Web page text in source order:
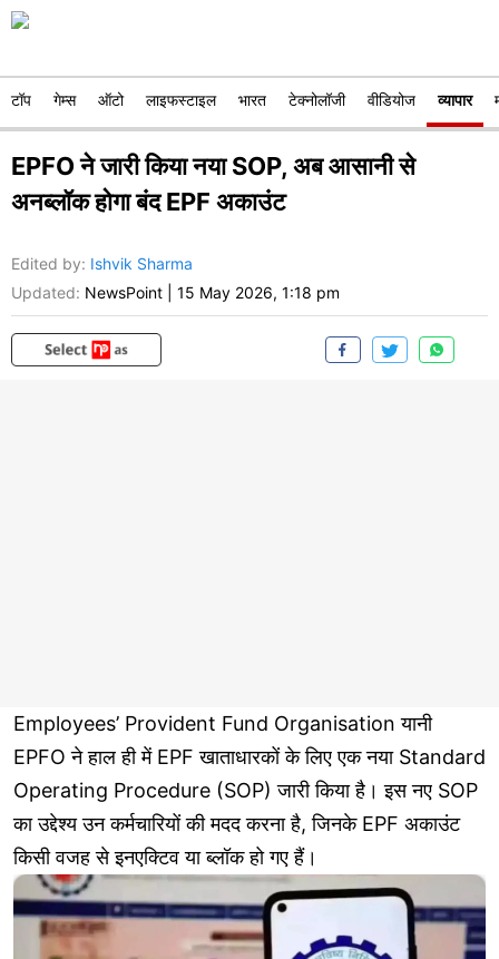
टॉप गेम्स ऑटो लाइफस्टाइल भारत टेक्नोलॉजी वीडियोज व्यापार
EPFO ने जारी किया नया SOP, अब आसानी से
अनब्लॉक होगा बंद EPF अकाउंट
Edited by: Ishvik Sharma
Updated: NewsPoint 15 May 2026, 1:18 pm
Employees’ Provident Fund Organisation यानी
EPFO ने हाल ही में EPF खाताधारकों के लिए एक नया Standard
Operating Procedure (SOP) जारी किया है। इस नए SOP
का उद्देश्य उन कर्मचारियों की मदद करना है, जिनके EPF अकाउंट
किसी वजह से इनएक्टिव या ब्लॉक हो गए हैं।